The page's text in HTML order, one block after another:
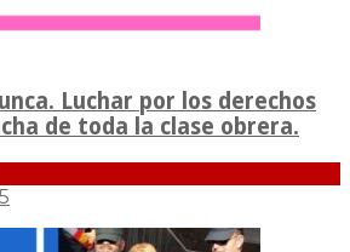
Luchar por los derechos
de toda la clase obrera.